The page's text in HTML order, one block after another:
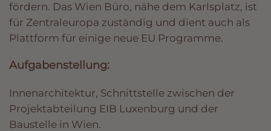
fördern. Das Wien Büro, nähe dem Karlsplatz, ist
für Zentraleuropa zuständig und dient auch als
Plattform für einige neue EU Programme.
Aufgabenstellung:
Innenarchitektur, Schnittstelle zwischen der
Projektabteilung EIB Luxenburg und der
Baustelle in Wien.